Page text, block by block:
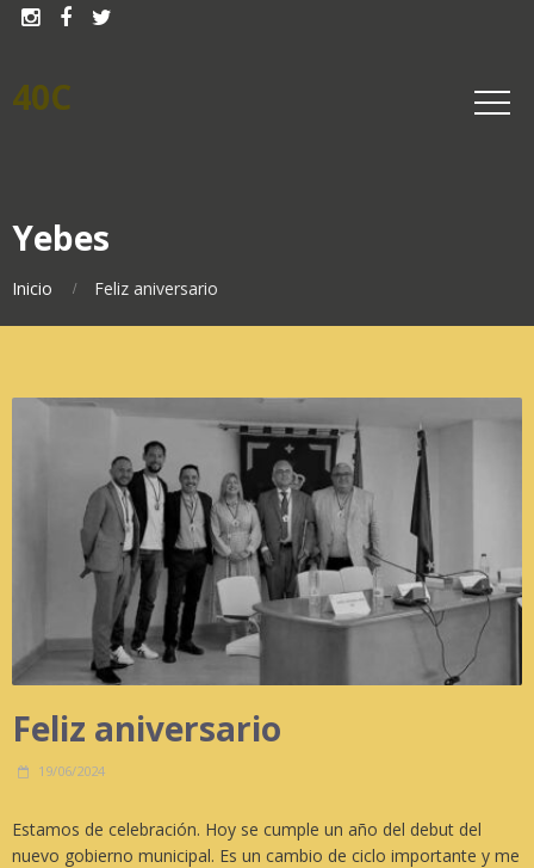
  
40C
Yebes
Inicio Feliz aniversario
Feliz aniversario
19/06/2024
Estamos de celebración. Hoy se cumple un año del debut del
nuevo gobierno municipal. Es un cambio de ciclo importante y me